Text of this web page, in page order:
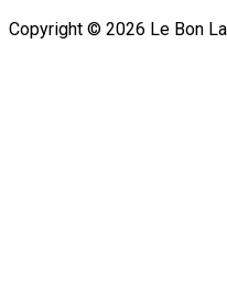
Copyright © 2026 Le Bon